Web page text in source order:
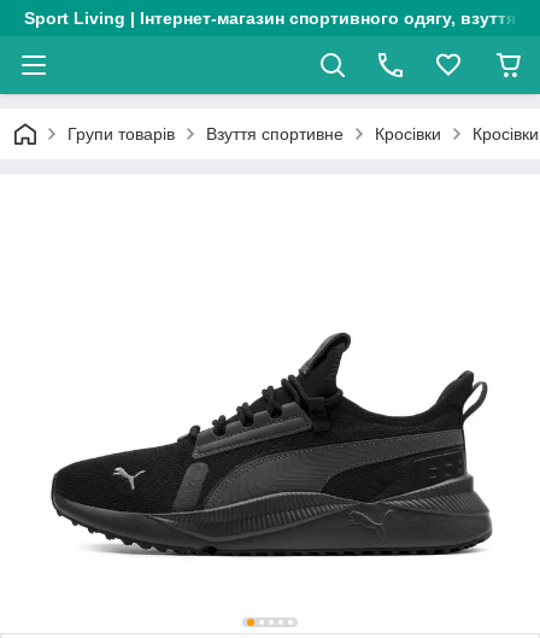
Sport Living | Інтернет-магазин спортивного одягу, взуття
Групи товарів Взуття спортивне Кросівки